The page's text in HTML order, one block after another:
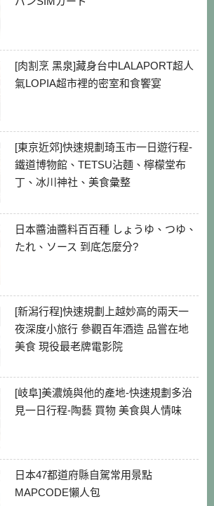
[肉割烹 黑泉]藏身台中LALAPORT超人
氣LOPIA超市裡的密室和食饗宴
[東京近郊]快速規劃琦玉市一日遊行程-
鐵道博物館、TETSU沾麵、檸檬堂布
丁、冰川神社、美食彙整
日本醬油醬料百百種 しょうゆ、つゆ、
たれ、ソース 到底怎麼分?
[新潟行程]快速規劃上越妙高的兩天一
夜深度小旅行 參觀百年酒造 品嘗在地
美食 現役最老牌電影院
[岐阜]美濃燒與他的產地-快速規劃多治
見一日行程-陶藝 買物 美食與人情味
日本47都道府縣自駕常用景點
MAPCODE懶人包